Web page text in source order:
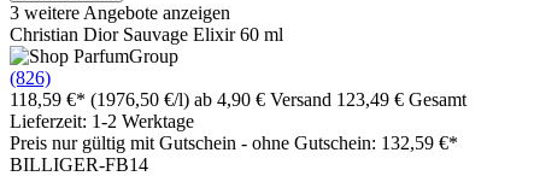
3 weitere Angebote anzeigen
Christian Dior Sauvage Elixir 60 ml
(826)
118,59 €* (1976,50 €/l) ab 4,90 € Versand 123,49 € Gesamt
Lieferzeit: 1-2 Werktage
Preis nur gültig mit Gutschein - ohne Gutschein: 132,59 €*
BILLIGER-FB14